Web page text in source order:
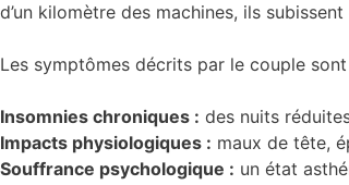
d’un kilomètre des machines, ils
Les symptômes décrits par le couple
Insomnies chroniques : des nuits
Impacts physiologiques : maux de tête,
Souffrance psychologique : un état